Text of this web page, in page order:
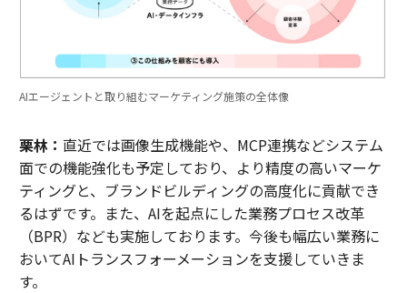
AIエージェントと取り組むマーケティング施策の全体像
栗林： 直近では画像生成機能や、MCP連携などシステム
面での機能強化も予定しており、より精度の高いマーケ
ティングと、ブランドビルディングの高度化に貢献でき
るはずです。また、AIを起点にした業務プロセス改革
（BPR）なども実施しております。今後も幅広い業務に
おいてAIトランスフォーメーションを支援していきま
す。